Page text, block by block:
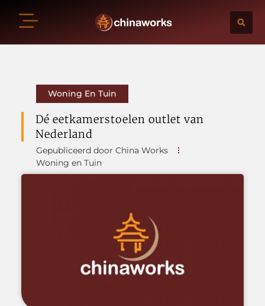
Woning En Tuin
Dé eetkamerstoelen outlet van
Nederland
Gepubliceerd door China Works
Woning en Tuin